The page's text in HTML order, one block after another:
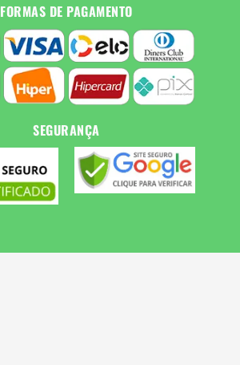
FORMAS DE PAGAMENTO
SEGURANÇA